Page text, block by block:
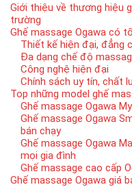
Giới thiệu về thương hiệu
trường
Ghế massage Ogawa có
Thiết kế hiện đại, đẳng
Đa dạng chế độ
Công nghệ hiện đại
Chính sách uy tín, chất
Top những model ghế
Ghế massage Ogawa
Ghế massage Ogawa
bán chạy
Ghế massage Ogawa
mọi gia đình
Ghế massage cao cấp
Ghế massage Ogawa giá